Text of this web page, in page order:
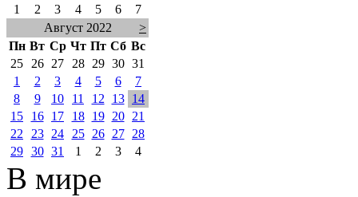
1
2 3 4 5 6
7
Август 2022
>
Пн Вт Ср Чт Пт Сб Вс
25
26 27 28 29 30 31
1
2 3 4 5 6
7
8
9 10 11 12 13
14
15
16 17 18 19 20
21
22
23 24 25 26 27
28
29 30 31 1 2 3 4
В мире